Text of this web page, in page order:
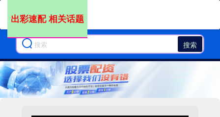
搜索
出彩速配 相关话题